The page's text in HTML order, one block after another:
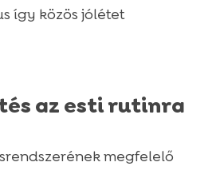
így közös jólétet
az esti rutinra
megfelelő